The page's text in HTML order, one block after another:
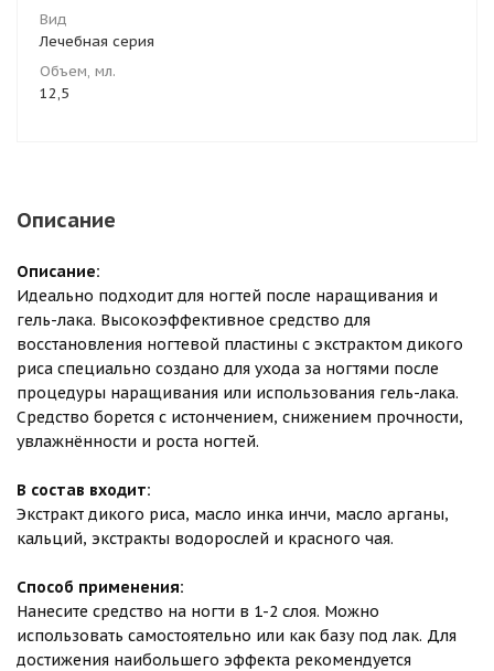
Вид
Лечебная серия
Объем, мл.
12,5
Описание
Описание:
Идеально подходит для ногтей после наращивания и
гель-лака. Высокоэффективное средство для
восстановления ногтевой пластины с экстрактом дикого
риса специально создано для ухода за ногтями после
процедуры наращивания или использования гель-лака.
Средство борется с истончением, снижением прочности,
увлажнённости и роста ногтей.
В состав входит:
Экстракт дикого риса, масло инка инчи, масло арганы,
кальций, экстракты водорослей и красного чая.
Способ применения:
Нанесите средство на ногти в 1-2 слоя. Можно
использовать самостоятельно или как базу под лак. Для
достижения наибольшего эффекта рекомендуется